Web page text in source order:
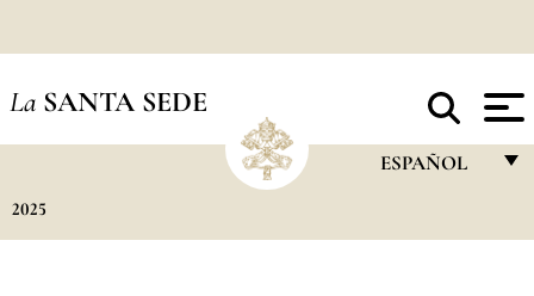
La SANTA SEDE
ESPAÑOL
2025